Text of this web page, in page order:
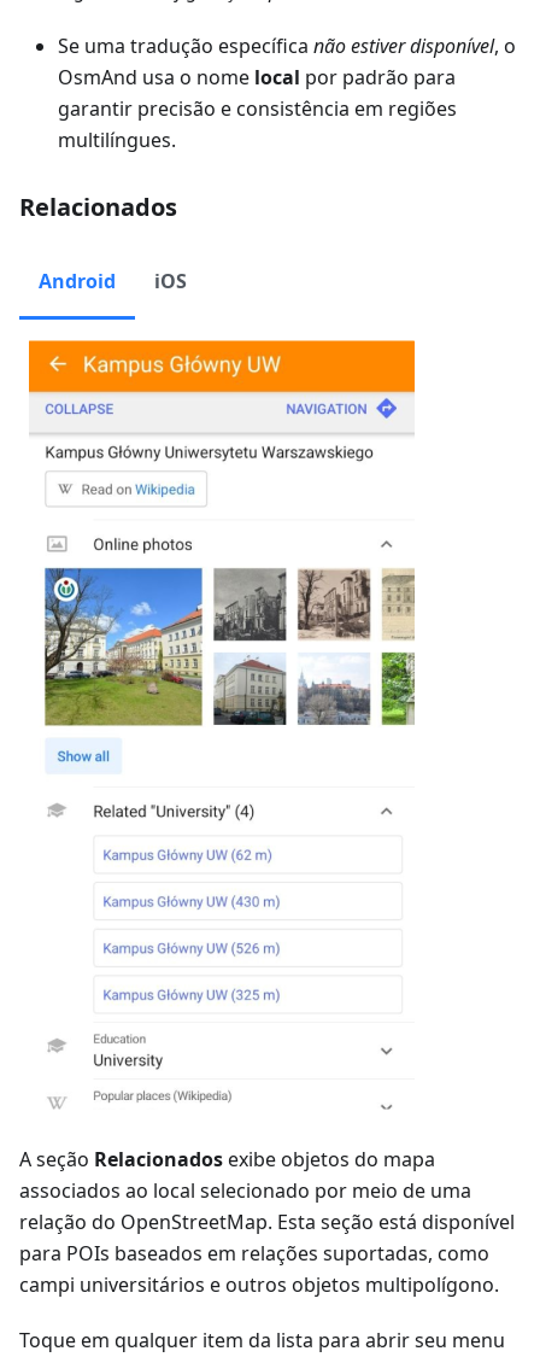
Se uma tradução específica não estiver disponível, o
OsmAnd usa o nome local por padrão para
garantir precisão e consistência em regiões
multilíngues.
Relacionados
Android iOS
A seção Relacionadosexibe objetos do mapa
associados ao local selecionado por meio de uma
relação do OpenStreetMap. Esta seção está disponível
para POIs baseados em relações suportadas, como
campi universitários e outros objetos multipolígono.
Toque em qualquer item da lista para abrir seu menu